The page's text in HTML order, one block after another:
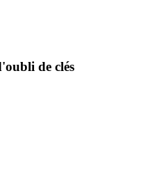
de clés